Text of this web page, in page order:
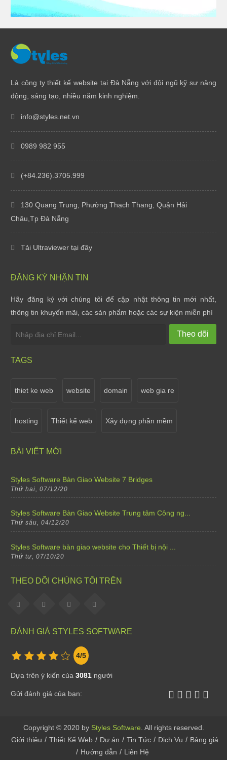
Là công ty thiết kế website tại Đà Nẵng với đội ngũ kỹ sư năng
động, sáng tạo, nhiều năm kinh nghiệm.
info@styles.net.vn
0989 982 955
(+84.236).3705.999
130 Quang Trung, Phường Thạch Thang, Quận Hải
Châu,Tp Đà Nẵng
Tải Ultraviewer tại đây
ĐĂNG KÝ NHẬN TIN
Hãy đăng ký với chúng tôi để cập nhật thông tin mới nhất,
thông tin khuyến mãi, các sản phẩm hoặc các sự kiện miễn phí
Theo dõi
TAGS
thiet ke web website domain web gia re
hosting Thiết kế web Xây dựng phần mềm
BÀI VIẾT MỚI
Thứ tư, 07/10/20
Styles Software bàn giao website cho Ha Gia Ecolod...
Styles Software nâng cấp website Shop hoa tươi Việ...
Thứ bảy, 02/04/22
Thứ năm, 31/12/20
Styles Software Bàn Giao Website 7 Bridges
Thứ hai, 07/12/20
Styles Software Bàn Giao Website Trung tâm Công ng...
Thứ sáu, 04/12/20
Styles Software bàn giao website cho Thiết bị nội ...
Thứ tư, 07/10/20
Styles Software bàn giao website cho Trường mầm no...
Thứ tư, 07/10/20
Styles Software bàn giao website cho Oani Spa
Styles Software nâng cấp website Shop hoa tươi Việ...
Thứ tư, 07/10/20
Sale off 15% khi thiết kế cho tất cả các thể lại w...
Thứ bảy, 02/04/22
Thứ năm, 31/12/20
Styles Software Bàn Giao Website 7 Bridges
THEO DÕI CHÚNG TÔI TRÊN
ĐÁNH GIÁ STYLES SOFTWARE
4/5
Dựa trên ý kiến của3081 người
Gửi đánh giá của bạn:
Copyright © 2020 by Styles Software . All rights reserved.
Giới thiệu / Thiết Kế Web / Dự án / Tin Tức / Dịch Vụ / Bảng giá
/ Hướng dẫn / Liên Hệ